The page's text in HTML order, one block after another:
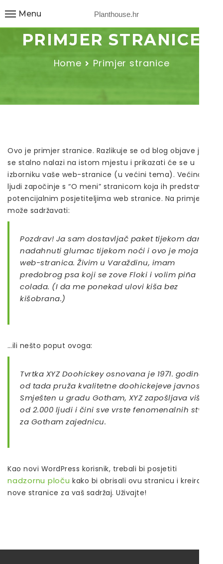
Planthouse.hr
Menu
PRIMJER STRANICE
Home Primjer stranice
Ovo je primjer stranice. Razlikuje se od blog objave jer
se stalno nalazi na istom mjestu i prikazati će se u
izborniku vaše web-stranice (u većini tema). Većina
ljudi započinje s “O meni” stranicom koja ih predstavlja
potencijalnim posjetiteljima web stranice. Na primjer
može sadržavati:
Pozdrav! Ja sam dostavljač paket tijekom dana,
nadahnuti glumac tijekom noći i ovo je moja
web-stranica. Živim u Varaždinu, imam
predobrog psa koji se zove Floki i volim piña
colada. (I da me ponekad ulovi kiša bez
kišobrana.)
…ili nešto poput ovoga:
Tvrtka XYZ Doohickey osnovana je 1971. godine i
od tada pruža kvalitetne doohickejeve javnosti.
Smješten u gradu Gotham, XYZ zapošljava više
od 2.000 ljudi i čini sve vrste fenomenalnih stvari
za Gotham zajednicu.
Kao novi WordPress korisnik, trebali bi posjetiti
nadzornu ploču kako bi obrisali ovu stranicu i kreirali
nove stranice za vaš sadržaj. Uživajte!